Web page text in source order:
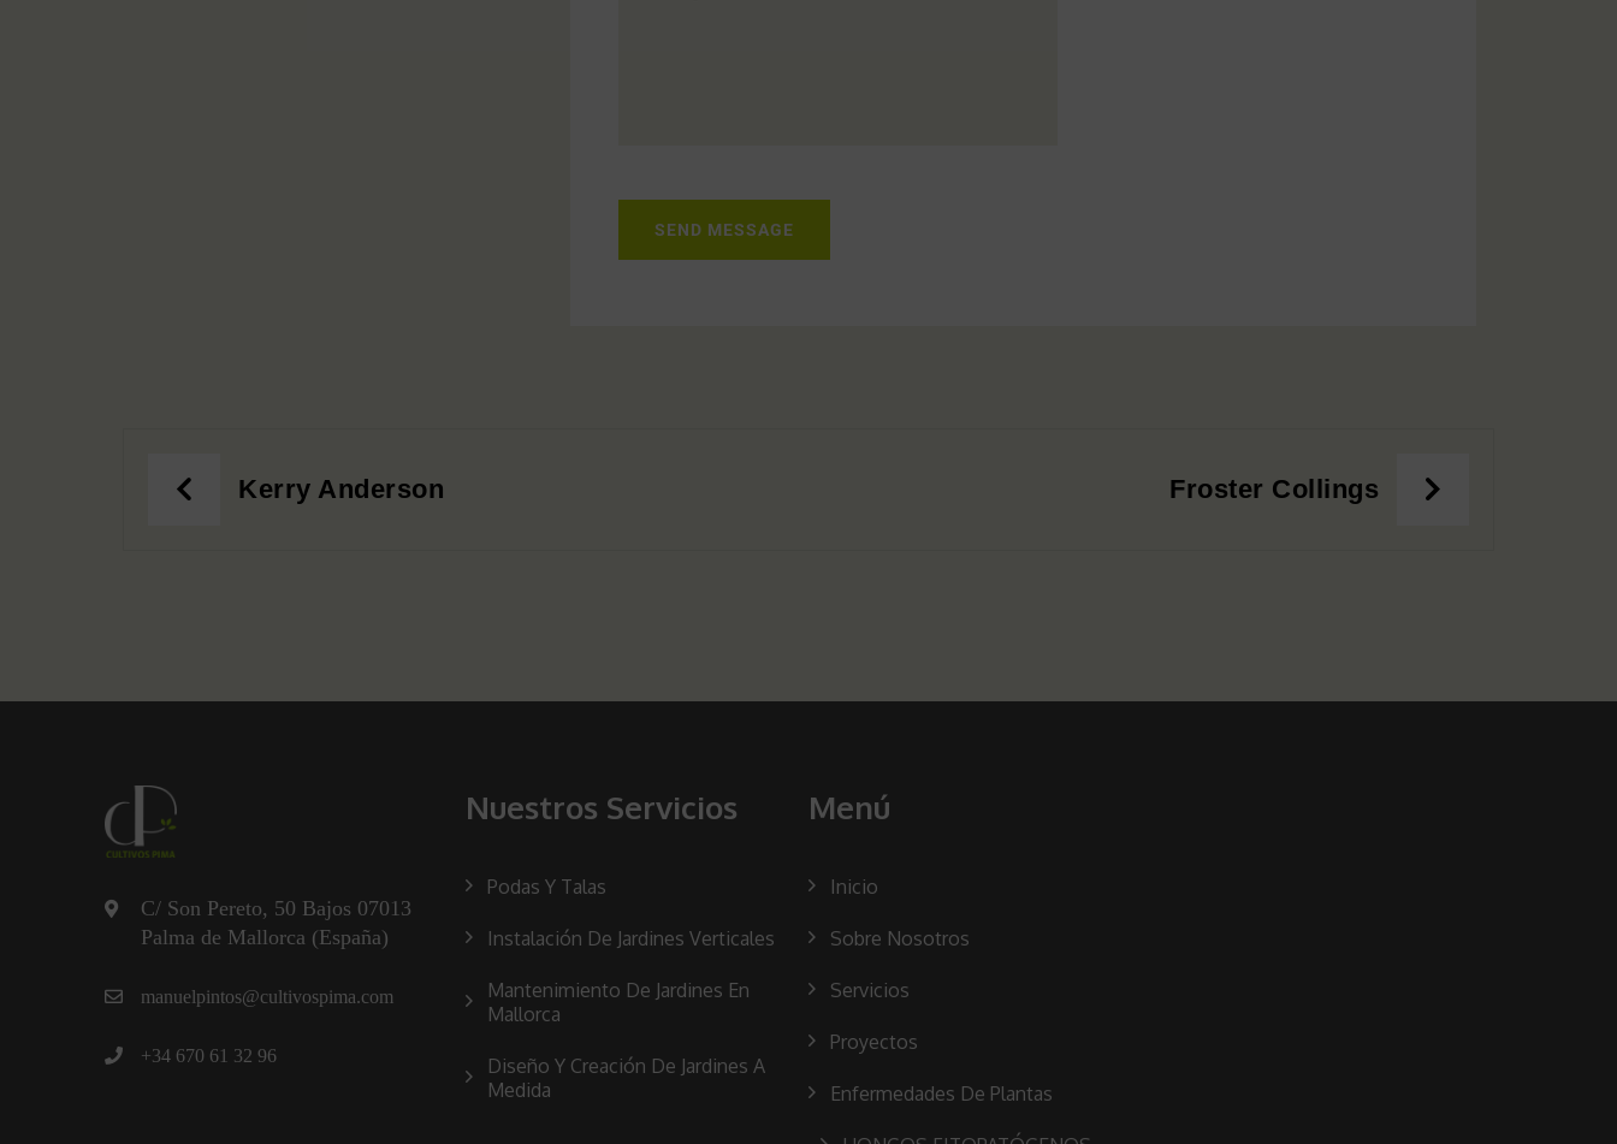
Kerry Anderson Froster Collings
C/ Son Pereto, 50 Bajos 07013
Palma de Mallorca (España)
manuelpintos@cultivospima.com
+34 670 61 32 96
Nuestros Servicios
Podas Y Talas
Instalación De Jardines Verticales
Mantenimiento De Jardines En
Mallorca
Diseño Y Creación De Jardines A
Medida
Menú
Inicio
Sobre Nosotros
Servicios
Proyectos
Enfermedades De Plantas